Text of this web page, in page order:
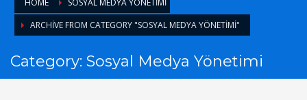
ARCHIVE FROM CATEGORY "SOSYAL MEDYA YÖNETIMI"
Category: Sosyal Medya Yönetimi